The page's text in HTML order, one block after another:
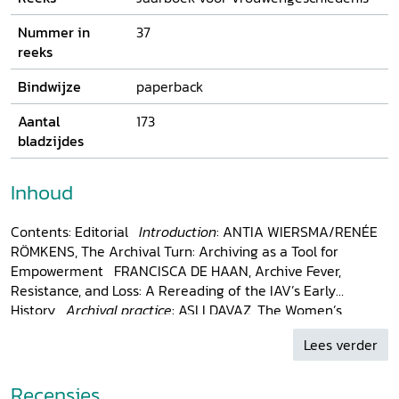
Nummer in
reeks
37
Bindwijze
paperback
Aantal
bladzijdes
173
Inhoud
Contents: Editorial Introduction: ANTIA WIERSMA/RENÉE
RÖMKENS, The Archival Turn: Archiving as a Tool for
Empowerment FRANCISCA DE HAAN, Archive Fever,
Resistance, and Loss: A Rereading of the IAV’s Early
History Archival practice: ASLI DAVAZ, The Women’s
Library and Information Centre Foundation in Istanbul,
Turkey KATE EICHHORN, Past-Futures: The Temporality of
Research Resources at the Frances Willard Memorial
Lees verder